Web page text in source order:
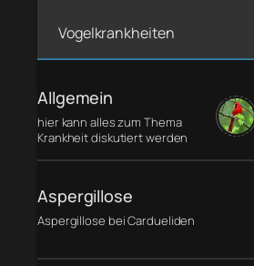
Vogelkrankheiten
Allgemein
hier kann alles zum Thema
Krankheit diskutiert werden
Aspergillose
Aspergillose bei Cardueliden